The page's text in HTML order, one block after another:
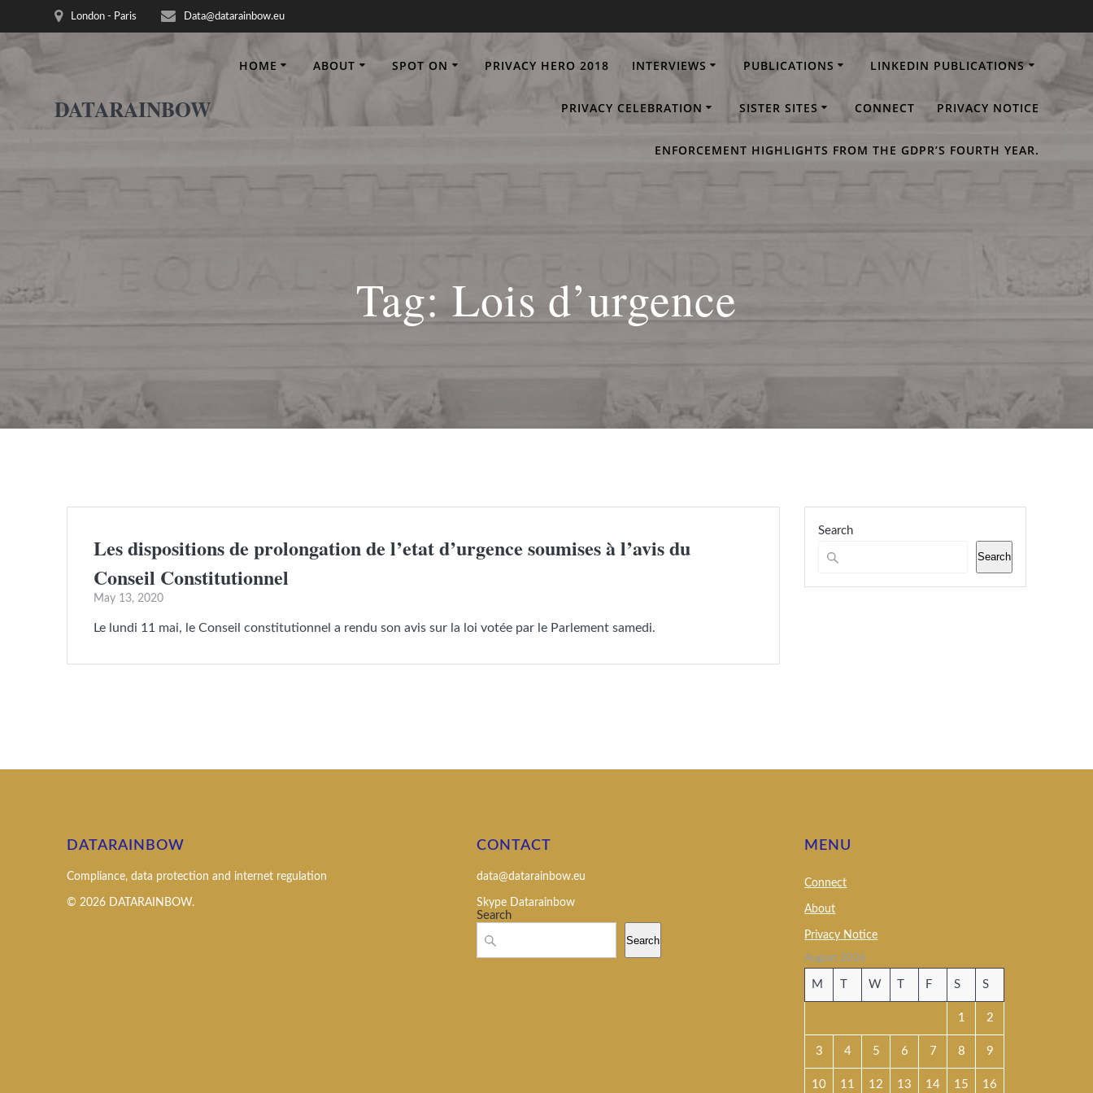
content
London - Paris Data@datarainbow.eu
DATARAINBOW
HOME ABOUT SPOT ON PRIVACY HERO 2018 INTERVIEWS PUBLICATIONS LINKEDIN PUBLICATIONS
PRIVACY CELEBRATION SISTER SITES CONNECT PRIVACY NOTICE
ENFORCEMENT HIGHLIGHTS FROM THE GDPR’S FOURTH YEAR.
Tag: Lois d’urgence
Les dispositions de prolongation de l’etat d’urgence soumises à l’avis du
Conseil Constitutionnel
May 13, 2020
Le lundi 11 mai, le Conseil constitutionnel a rendu son avis sur la loi votée par le Parlement samedi.
Search
Search
DATARAINBOW
Compliance, data protection and internet regulation
© 2026 DATARAINBOW.
CONTACT
data@datarainbow.eu
Skype Datarainbow
Search
Search
MENU
Connect
About
Privacy Notice
August 2026
M W F S S
1 2
3 4 5 6 7 8 9
10 11 12 13 14 15 16